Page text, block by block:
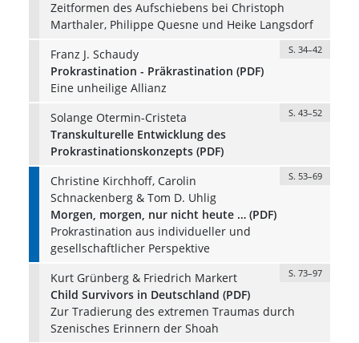
Zeitformen des Aufschiebens bei Christoph
Marthaler, Philippe Quesne und Heike Langsdorf
Franz J. Schaudy
S. 34–42
Prokrastination - Präkrastination (PDF)
Eine unheilige Allianz
Solange Otermin-Cristeta
S. 43–52
Transkulturelle Entwicklung des
Prokrastinationskonzepts (PDF)
Christine Kirchhoff, Carolin
Schnackenberg & Tom D. Uhlig
S. 53–69
Morgen, morgen, nur nicht heute … (PDF)
Prokrastination aus individueller und
gesellschaftlicher Perspektive
Kurt Grünberg & Friedrich Markert
S. 73–97
Child Survivors in Deutschland (PDF)
Zur Tradierung des extremen Traumas durch
Szenisches Erinnern der Shoah